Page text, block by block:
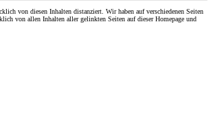
von diesen Inhalten distanziert. Wir haben auf verschiedenen Seiten
von allen Inhalten aller gelinkten Seiten auf dieser Homepage und